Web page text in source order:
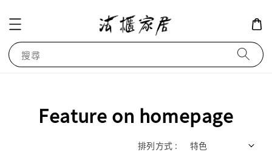
搜尋
Feature on homepage
排列方式 :